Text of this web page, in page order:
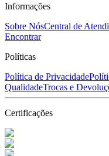
Informações
Sobre NósCentral de
Encontrar
Políticas
Política de Privacidade
QualidadeTrocas e
Certificações